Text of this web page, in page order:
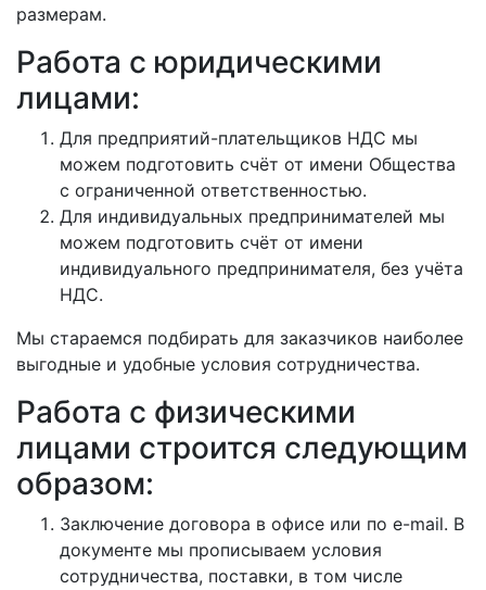
размерам.
Работа с юридическими
лицами:
Для предприятий-плательщиков НДС мы
можем подготовить счёт от имени Общества
с ограниченной ответственностью.
Для индивидуальных предпринимателей мы
можем подготовить счёт от имени
индивидуального предпринимателя, без учёта
НДС.
Мы стараемся подбирать для заказчиков наиболее
выгодные и удобные условия сотрудничества.
Работа с физическими
лицами строится следующим
образом:
Заключение договора в офисе или по e-mail. В
документе мы прописываем условия
сотрудничества, поставки, в том числе